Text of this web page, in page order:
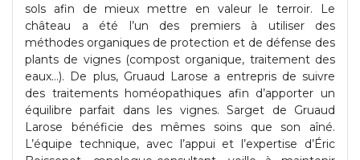
sols afin de mieux mettre en valeur le terroir. Le
château a été l’un des premiers à utiliser des
méthodes organiques de protection et de défense des
plants de vignes (compost organique, traitement des
eaux…). De plus, Gruaud Larose a entrepris de suivre
des traitements homéopathiques afin d’apporter un
équilibre parfait dans les vignes. Sarget de Gruaud
Larose bénéficie des mêmes soins que son aîné.
L’équipe technique, avec l’appui et l’expertise d’Éric